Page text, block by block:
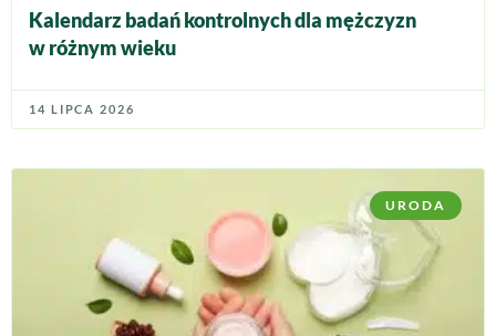
Kalendarz badań kontrolnych dla mężczyzn
w różnym wieku
14 LIPCA 2026
URODA